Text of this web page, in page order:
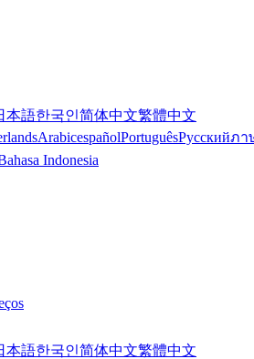
本語한국인简体中文繁體中文
ArabicespañolPortuguêsРусскийภา
Indonesia
本語한국인简体中文繁體中文